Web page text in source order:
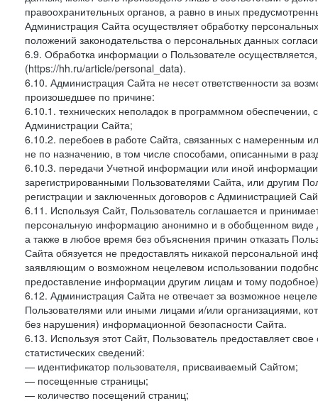
правоохранительных органов, а равно в иных
Администрация Сайта осуществляет обработку
положений законодательства о персональных данных
6.9. Обработка информации о Пользователе
(https://hh.ru/article/personal_data).
6.10. Администрация Сайта не несет ответственности за
произошедшее по причине:
6.10.1. технических неполадок в программном
Администрации Сайта;
6.10.2. перебоев в работе Сайта, связанных с намеренным
не по назначению, в том числе способами, описанными в
6.10.3. передачи Учетной информации или иной
зарегистрированными Пользователями Сайта, или другим
регистрации и заключенных договоров с Администрацией
6.11. Используя Сайт, Пользователь соглашается и
персональную информацию анонимно и в обобщенном виде
а также в любое время без объяснения причин отказать
Сайта обязуется не предоставлять никакой персональной
заявляющим о возможном нецелевом использовании
предоставление информации другим лицам и тому
6.12. Администрация Сайта не отвечает за возможное
Пользователями или иными лицами и/или организациями,
без нарушения) информационной безопасности Сайта.
6.13. Используя этот Сайт, Пользователь предоставляет
статистических сведений:
— идентификатор пользователя, присваиваемый Сайтом;
— посещенные страницы;
— количество посещений страниц;